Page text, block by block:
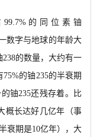
99.7%的同位素铀
数字与地球的年龄大
238的数量，大约有一
75%的铀235的半衰期
铀235还残存着。比
概长达好几亿年 （事
衰期是10亿年），大